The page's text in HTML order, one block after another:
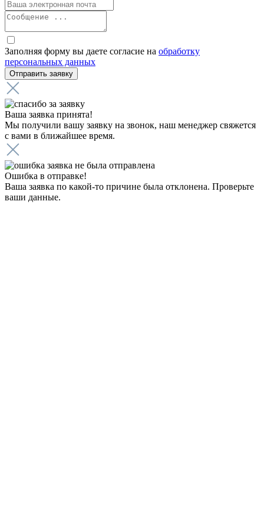
Заполняя форму вы даете согласие на обработку
персональных данных
Ваша заявка принята!
Мы получили вашу заявку на звонок, наш менеджер свяжется
с вами в ближайшее время.
Ошибка в отправке!
Ваша заявка по какой-то причине была отклонена. Проверьте
ваши данные.